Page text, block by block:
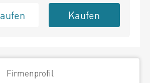
Kaufen
Firmenprofil